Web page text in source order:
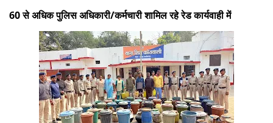
60 से अधिक पुलिस अधिकारी/कर्मचारी शामिल रहे रेड कार्यवाही में